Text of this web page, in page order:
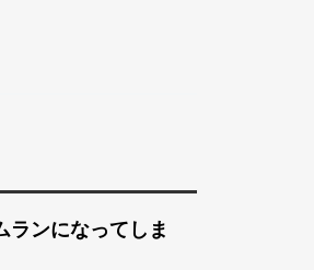
ランになってしま